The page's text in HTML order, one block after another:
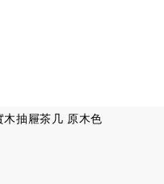
木抽屜茶几 原木色